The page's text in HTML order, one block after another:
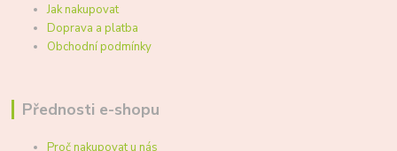
Jak nakupovat
Doprava a platba
Obchodní podmínky
Přednosti e-shopu
Proč nakupovat u nás